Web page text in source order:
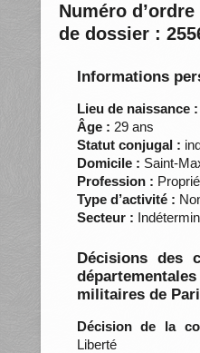
Numéro
de dossier :
Informations
Lieu de naissance :
Âge : 29 ans
Statut conjugal :
Domicile : Saint-
Profession :
Type d’activité :
Secteur :
Décisions des
militaires de
Décision de la
Liberté